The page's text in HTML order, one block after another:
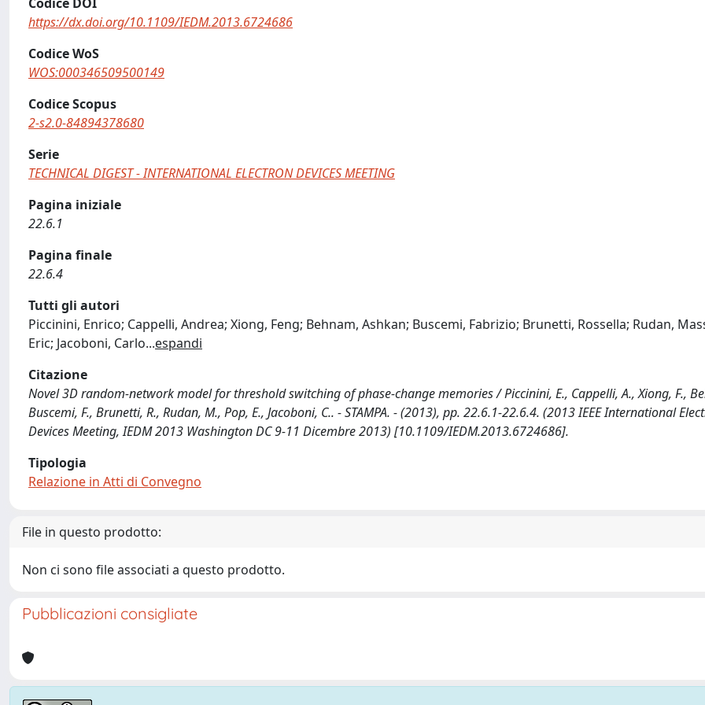
https://dx.doi.org/10.1109/IEDM.2013.6724686
Codice WoS
WOS:000346509500149
Codice Scopus
2-s2.0-84894378680
Serie
TECHNICAL DIGEST - INTERNATIONAL ELECTRON DEVICES MEETING
Pagina iniziale
22.6.1
Pagina finale
22.6.4
Tutti gli autori
Piccinini, Enrico; Cappelli, Andrea; Xiong, Feng; Behnam, Ashkan; Buscemi, Fabrizio; Brunetti, Rossella; Rudan,
Eric; Jacoboni, Carlo...espandi
Citazione
Novel 3D random-network model for threshold switching of phase-change memories / Piccinini, E., Cappelli, A., Xiong, F.,
Buscemi, F., Brunetti, R., Rudan, M., Pop, E., Jacoboni, C.. - STAMPA. - (2013), pp. 22.6.1-22.6.4. (2013 IEEE International
Devices Meeting, IEDM 2013 Washington DC 9-11 Dicembre 2013) [10.1109/IEDM.2013.6724686].
Tipologia
Relazione in Atti di Convegno
File in questo prodotto:
Non ci sono file associati a questo prodotto.
Pubblicazioni consigliate